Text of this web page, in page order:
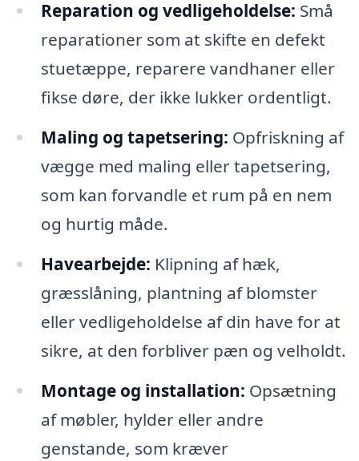
Reparation og vedligeholdelse: Små
reparationer som at skifte en defekt
stuetæppe, reparere vandhaner eller
fikse døre, der ikke lukker ordentligt.
Maling og tapetsering: Opfriskning af
vægge med maling eller tapetsering,
som kan forvandle et rum på en nem
og hurtig måde.
Havearbejde: Klipning af hæk,
græsslåning, plantning af blomster
eller vedligeholdelse af din have for at
sikre, at den forbliver pæn og velholdt.
Montage og installation: Opsætning
af møbler, hylder eller andre
genstande, som kræver